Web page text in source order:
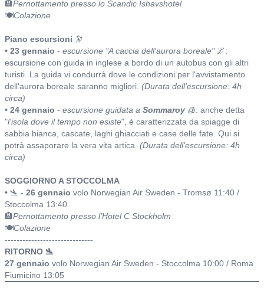
🏨Pernottamento presso lo Scandic Ishavshotel
🍽️Colazione
Piano escursioni 🔭
• 23 gennaio - escursione "A caccia dell'aurora boreale" 🌌:
escursione con guida in inglese a bordo di un autobus con gli altri
turisti. La guida vi condurrà dove le condizioni per l'avvistamento
dell'aurora boreale saranno migliori. (Durata dell'escursione: 4h
circa)
• 24 gennaio - escursione guidata a Sommaroy 🧊: anche detta
"l'isola dove il tempo non esiste", è caratterizzata da spiagge di
sabbia bianca, cascate, laghi ghiacciati e case delle fate. Qui si
potrà assaporare la vera vita artica. (Durata dell'escursione: 4h
circa)
SOGGIORNO A STOCCOLMA
• 🛬 - 26 gennaio volo Norwegian Air Sweden - Tromsø 11:40 /
Stoccolma 13:40
🏨Pernottamento presso l'Hotel C Stockholm
🍽️Colazione
------------------------------
RITORNO 🛬
27 gennaio volo Norwegian Air Sweden - Stoccolma 10:00 / Roma
Fiumicino 13:05